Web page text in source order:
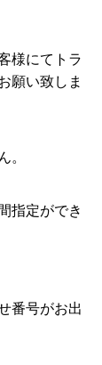
様にてトラ
願い致しま
。
指定ができ
番号がお出